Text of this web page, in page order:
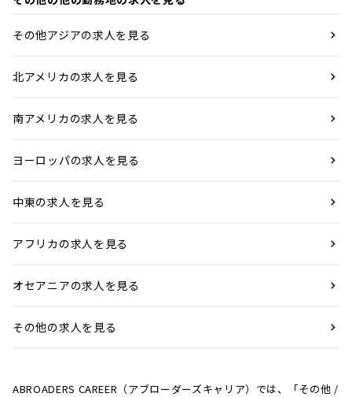
その他アジアの求人を見る
北アメリカの求人を見る
南アメリカの求人を見る
ヨーロッパの求人を見る
中東の求人を見る
アフリカの求人を見る
オセアニアの求人を見る
その他の求人を見る
ABROADERS CAREER（アブローダーズキャリア）では、「その他 /